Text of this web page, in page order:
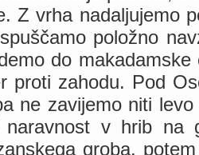
Z vrha nadaljujemo
položno
do
proti zahodu. Pod
ne zavijemo niti
naravnost v hrib na
groba,